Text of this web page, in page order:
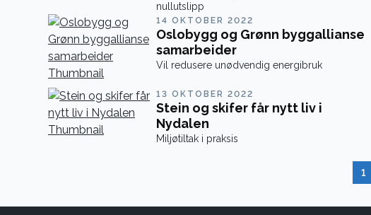
nullutslipp
14 OKTOBER 2022
Oslobygg og Grønn byggallianse
samarbeider
Vil redusere unødvendig energibruk
13 OKTOBER 2022
Stein og skifer får nytt liv i
Nydalen
Miljøtiltak i praksis
1